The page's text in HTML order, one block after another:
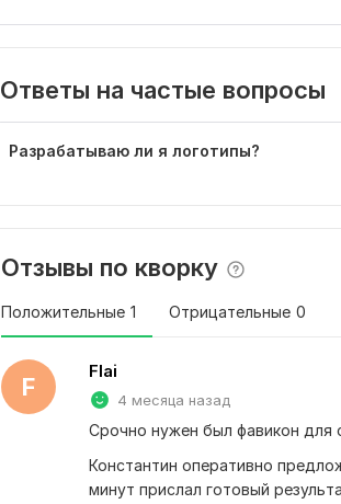
Ответы на частые вопросы
Разрабатываю ли я логотипы?
Отзывы по кворку
Положительные 1 Отрицательные 0
F
Flai
4 месяца назад
Срочно нужен был фавикон для
Константин оперативно
минут прислал готовый